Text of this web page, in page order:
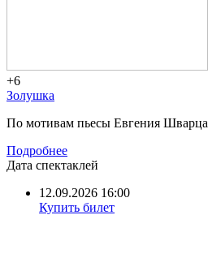
+6
Золушка
По мотивам пьесы Евгения Шварца
Подробнее
Дата спектаклей
12.09.2026 16:00
Купить билет